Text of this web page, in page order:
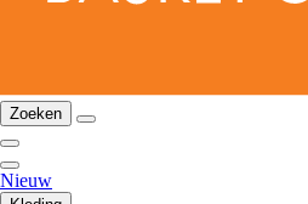
Zoeken
Nieuw